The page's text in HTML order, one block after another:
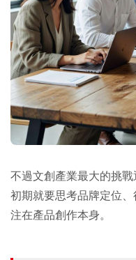
不過文創產業最大的挑
初期就要思考品牌定位
注在產品創作本身。